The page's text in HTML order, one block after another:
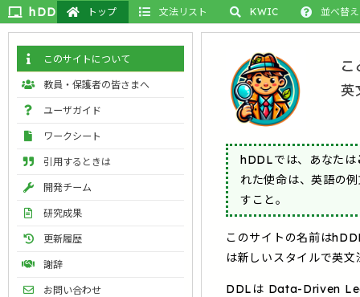
hDDL Display Language
hDDL トップ 文法リスト KWIC 並べ替
このサイトについて
教員・保護者の皆さまへ
ユーザガイド
ワークシート
引用するときは
開発チーム
研究成果
更新履歴
謝辞
お問い合わせ
hDDLでは、あなたは
れた使命は、英語の
すこと。
このサイトの名前は
は新しいスタイルで英
DDLは Data-Driven